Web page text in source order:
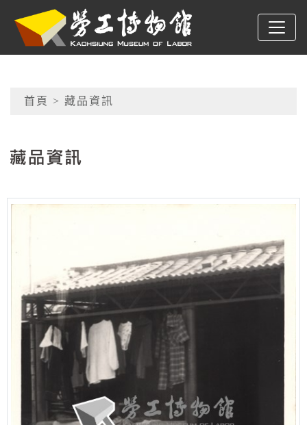
跳到主要內容
高雄市勞工博物館
網頁導覽
首頁 > 藏品資訊